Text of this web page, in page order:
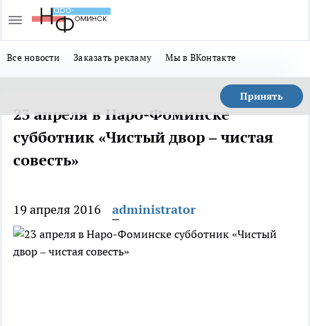
Все новости Заказать рекламу Мы в ВКонтакте
Принять
23 апреля в Наро-Фоминске
субботник «Чистый двор – чистая
совесть»
19 апреля 2016 administrator